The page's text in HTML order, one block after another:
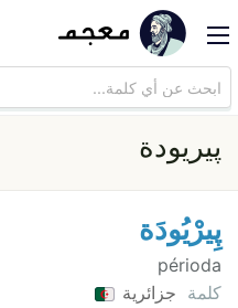
پيريودة
پِيرْيُودَة
périoda
كلمة جزائرية